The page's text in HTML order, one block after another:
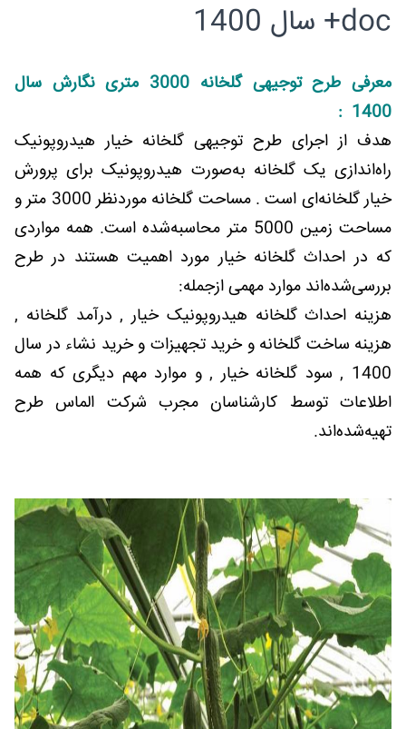
+doc سال 1400
معرفی طرح توجیهی گلخانه 3000 متری نگارش سال
1400 :
هدف از اجرای طرح توجیهی گلخانه خیار هیدروپونیک
راه‌اندازی یک گلخانه به‌صورت هیدروپونیک برای پرورش
خیار گلخانه‌ای است . مساحت گلخانه موردنظر 3000 متر و
مساحت زمین 5000 متر محاسبه‌شده است. همه مواردی
که در احداث گلخانه خیار مورد اهمیت هستند در طرح
بررسی‌شده‌اند موارد مهمی ازجمله:
هزینه احداث گلخانه هیدروپونیک خیار , درآمد گلخانه ,
هزینه ساخت گلخانه و خرید تجهیزات و خرید نشاء در سال
1400 , سود گلخانه خیار , و موارد مهم دیگری که همه
اطلاعات توسط کارشناسان مجرب شرکت الماس طرح
تهیه‌شده‌اند.